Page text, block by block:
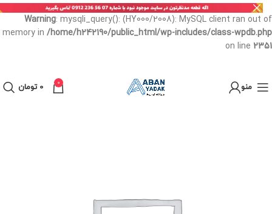
Warning: mysqli_query(): (HY000/2008): MySQL client ran out of
memory in /home/h242190/public_html/wp-includes/class-wpdb.php
on line 2351
منو 0
0 تومان